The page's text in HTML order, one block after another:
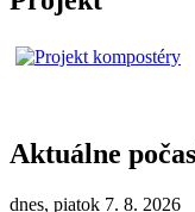
Aktuálne
dnes, piatok 7. 8. 2026